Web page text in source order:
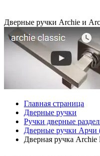
Дверные ручки Archie и
Главная страница
Дверные ручки
Ручки дверные
Дверные ручки Арчи
Дверная ручка